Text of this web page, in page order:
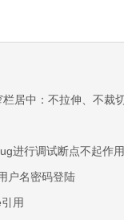
居中：不拉伸、不裁
进行调试断点不起作用
户名密码登陆
用